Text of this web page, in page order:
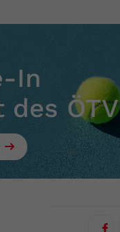
In
des ÖTV